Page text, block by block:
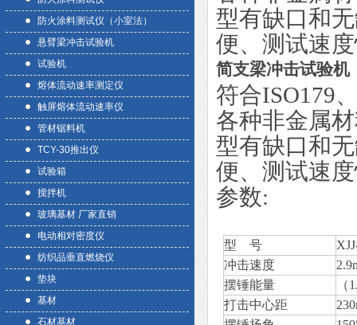
防火涂料测试仪（小室法）
悬臂梁冲击试验机
试验机
熔体流动速率测定仪
触屏熔体流动速率仪
管材锯料机
TCY-30推出仪
试验箱
搅拌机
玻璃基材 厂家直销
电动相对密度仪
纺织品垂直燃烧仪
垫块
基材
石材基材
型有缺口和
便、测试速
简支梁冲击试验机
符合ISO179
各种非金属
型有缺口和
便、测试速
参数:
型 号
冲击速度
摆锤能量
打击中心距